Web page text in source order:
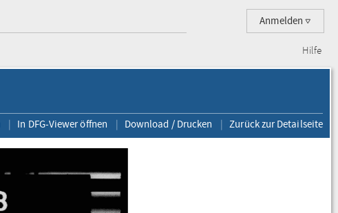
Anmelden
Hilfe
In DFG-Viewer öffnen Download / Drucken Zurück zur Detailseite